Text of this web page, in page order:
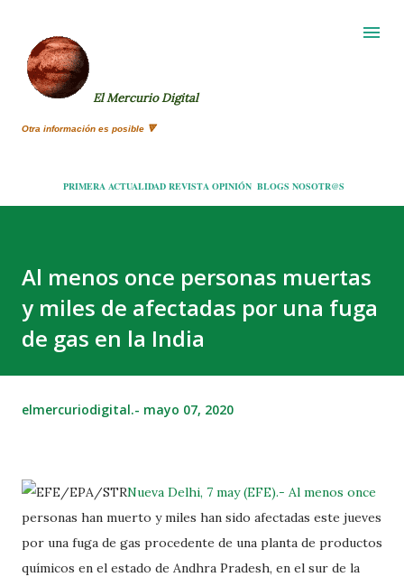
El Mercurio Digital
Otra información es posible 🔻
PRIMERA ACTUALIDAD REVISTA OPINIÓN BLOGS NOSOTR@S
Al menos once personas muertas
y miles de afectadas por una fuga
de gas en la India
elmercuriodigital.- mayo 07, 2020
Nueva Delhi, 7 may (EFE).- Al menos once
personas han muerto y miles han sido afectadas este jueves
por una fuga de gas procedente de una planta de productos
químicos en el estado de Andhra Pradesh, en el sur de la